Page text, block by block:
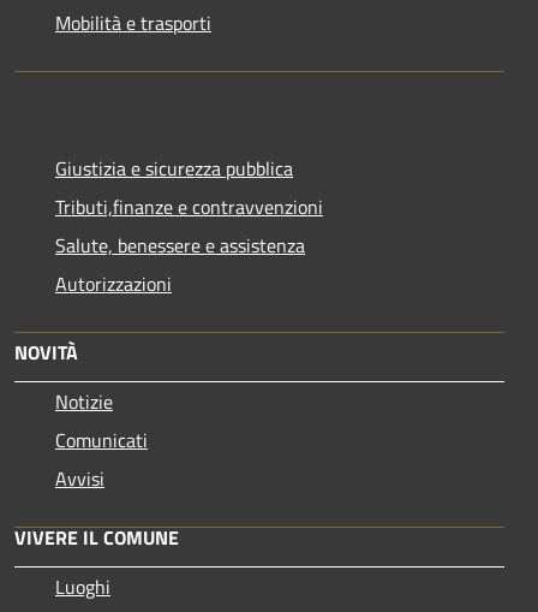
Mobilità e trasporti
Giustizia e sicurezza pubblica
Tributi,finanze e contravvenzioni
Salute, benessere e assistenza
Autorizzazioni
NOVITÀ
Notizie
Comunicati
Avvisi
VIVERE IL COMUNE
Luoghi